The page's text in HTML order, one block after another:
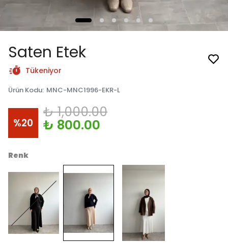
Saten Etek
Tükeniyor
Ürün Kodu: MNC-MNC1996-EKR-L
%20
₺ 1,000.00
₺ 800.00
Renk